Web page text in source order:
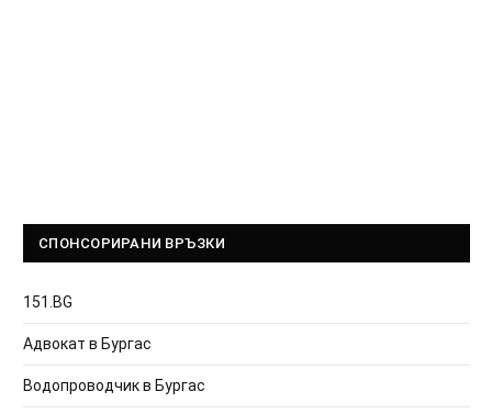
СПОНСОРИРАНИ ВРЪЗКИ
151.BG
Адвокат в Бургас
Водопроводчик в Бургас